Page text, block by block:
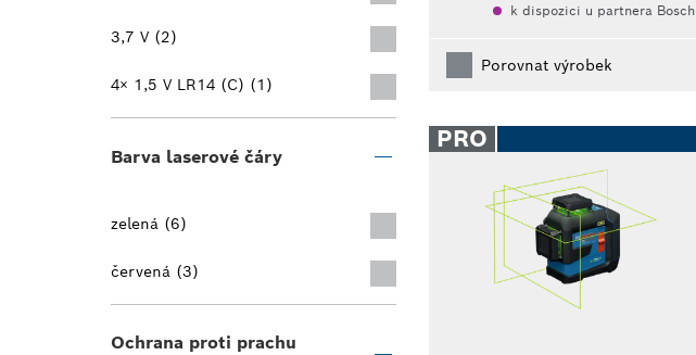
3,7 V (2)
4× 1,5 V LR14 (C) (1)
Barva laserové čáry
zelená (6)
červená (3)
Ochrana proti prachu
k dispozici u partnera Bosch
Porovnat výrobek
PRO